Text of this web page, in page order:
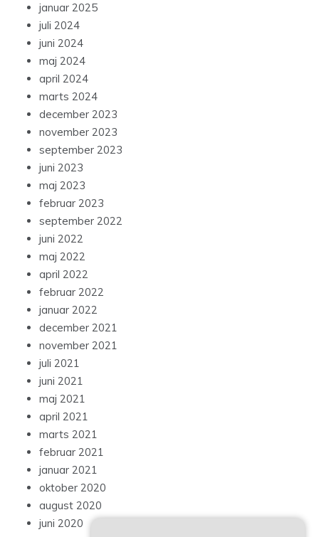
januar 2025
juli 2024
juni 2024
maj 2024
april 2024
marts 2024
december 2023
november 2023
september 2023
juni 2023
maj 2023
februar 2023
september 2022
juni 2022
maj 2022
april 2022
februar 2022
januar 2022
december 2021
november 2021
juli 2021
juni 2021
maj 2021
april 2021
marts 2021
februar 2021
januar 2021
oktober 2020
august 2020
juni 2020